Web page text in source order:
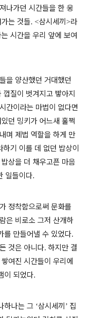
나가던 시간들을 한 웅
는 것들. <삼시세끼 >라
시간을 우리 앞에 보여
들을 양산했던 거대했던
질이 벗겨지고 빻아지
간이라는 마법이 없다면
던 밍키가 어느새 훌쩍
며 제법 역할을 하게 만
기 이를 데 없던 밥상이
상을 더 채우고픈 마음
일들이다.
정착함으로써 문화를
은 비로소 그저 산개하
를 만들어낼 수 있었다.
것은 아니다. 하지만 결
여진 시간들이 우리에
이 되었다.
하나는 그 ‘삼시세끼 ’ 집